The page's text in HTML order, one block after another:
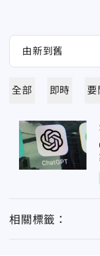
全部 即時 要
相關標籤：